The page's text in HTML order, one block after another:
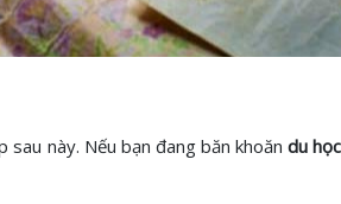
này. Nếu bạn đang băn khoăn du